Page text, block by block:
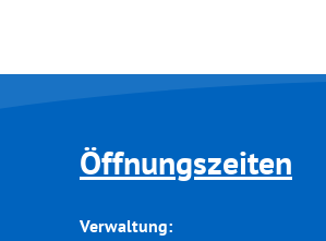
Öffnungszeiten
Verwaltung: